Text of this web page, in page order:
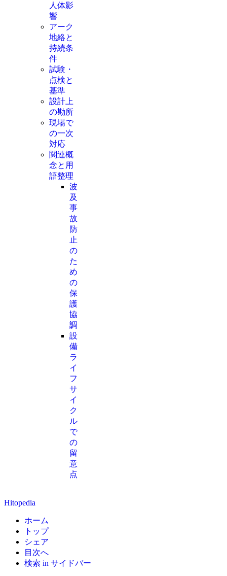
人体影
響
アーク
地絡と
持続条
件
試験・
点検と
基準
設計上
の勘所
現場で
の一次
対応
関連概
念と用
語整理
波
及
事
故
防
止
の
た
め
の
保
護
協
調
設
備
ラ
イ
フ
サ
イ
ク
ル
で
の
留
意
点
Hitopedia
ホーム
トップ
シェア
目次へ
検索 in サイドバー